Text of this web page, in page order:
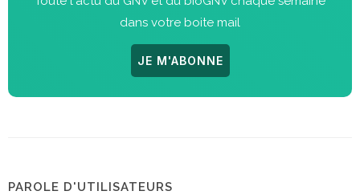
dans votre boite mail
JE M'ABONNE
PAROLE D'UTILISATEURS